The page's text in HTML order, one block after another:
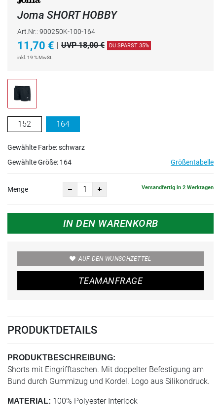
Joma SHORT HOBBY
Art.Nr.: 900250K-100-164
11,70 € UVP 18,00 € DU SPARST 35%
inkl. 19 % MwSt.
152 164
Gewählte Farbe: schwarz
Gewählte Größe: 164 Größentabelle
Menge Versandfertig in 2 Werktagen
IN DEN WARENKORB
AUF DEN WUNSCHZETTEL
TEAMANFRAGE
PRODUKTDETAILS
PRODUKTBESCHREIBUNG:
Shorts mit Eingrifftaschen. Mit doppelter Befestigung am
Bund durch Gummizug und Kordel. Logo aus Silikondruck.
MATERIAL: 100% Polyester Interlock